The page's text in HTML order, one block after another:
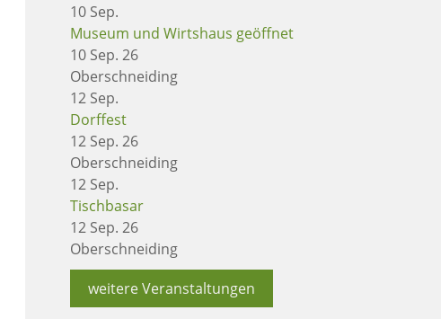
10 Sep.
Museum und Wirtshaus geöffnet
10 Sep. 26
Oberschneiding
12 Sep.
Dorffest
12 Sep. 26
Oberschneiding
12 Sep.
Tischbasar
12 Sep. 26
Oberschneiding
weitere Veranstaltungen